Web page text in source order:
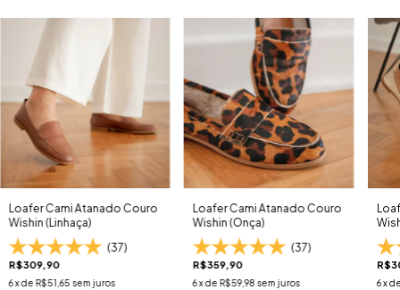
Loafer Cami Atanado Couro
Wishin (Linhaça)
(37)
R$309,90
6x de R$51,65 sem juros
Loafer Cami Atanado Couro
Wishin (Onça)
(37)
R$359,90
6x de R$59,98 sem juros 6 x